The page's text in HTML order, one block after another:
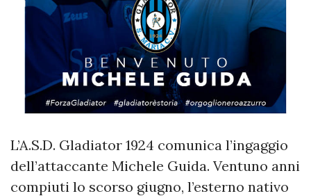
L’A.S.D. Gladiator 1924 comunica l’ingaggio
dell’attaccante Michele Guida. Ventuno anni
compiuti lo scorso giugno, l’esterno nativo